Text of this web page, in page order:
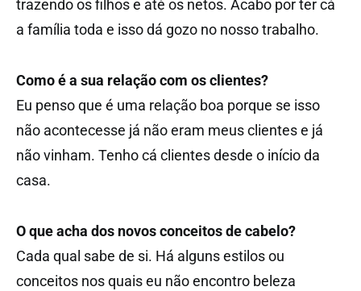
trazendo os filhos e até os netos. Acabo por ter cá
a família toda e isso dá gozo no nosso trabalho.
Como é a sua relação com os clientes?
Eu penso que é uma relação boa porque se isso
não acontecesse já não eram meus clientes e já
não vinham. Tenho cá clientes desde o início da
casa.
O que acha dos novos conceitos de cabelo?
Cada qual sabe de si. Há alguns estilos ou
conceitos nos quais eu não encontro beleza